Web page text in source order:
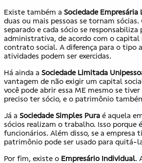
Existe também a Sociedade Empresária
duas ou mais pessoas se tornam
separado e cada sócio se
administrativa, de acordo com o
contrato social. A diferença para o tipo
atividades podem ser exercidas.
Há ainda a Sociedade Limitada
vantagem de não exigir um capital
você pode abrir essa ME mesmo se
preciso ter sócio, e o patrimônio
Já a Sociedade Simples Pura é aquela
sócios realizam o trabalho. Isso porque
funcionários. Além disso, se a empresa
patrimônio pode ser usado para quitá-
Por fim, existe o Empresário Individual.